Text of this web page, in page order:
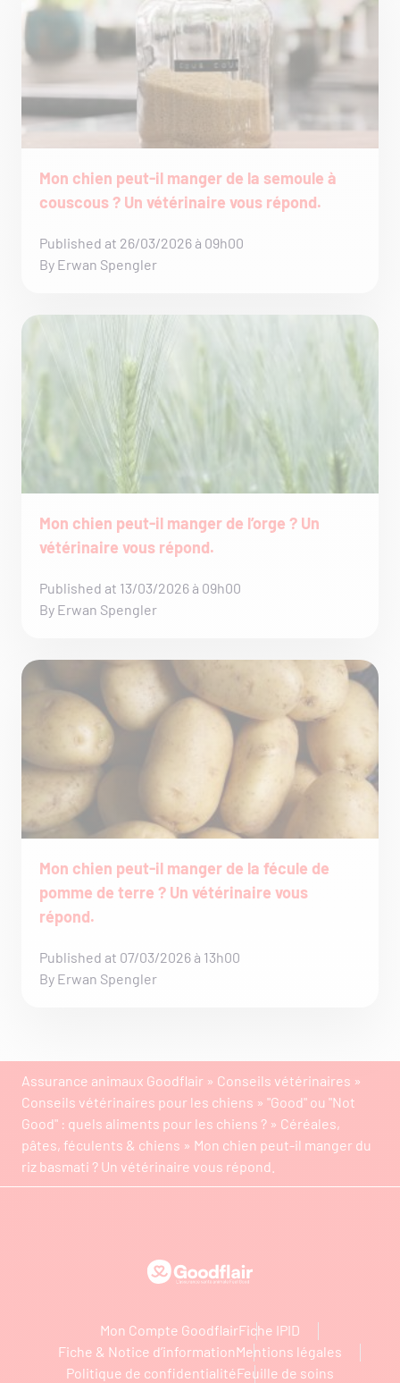
Mon chien peut-il manger de la semoule à
couscous ? Un vétérinaire vous répond.
Published at 26/03/2026 à 09h00
By Erwan Spengler
Mon chien peut-il manger de l’orge ? Un
vétérinaire vous répond.
Published at 13/03/2026 à 09h00
By Erwan Spengler
Mon chien peut-il manger de la fécule de
pomme de terre ? Un vétérinaire vous
répond.
Published at 07/03/2026 à 13h00
By Erwan Spengler
Assurance animaux Goodflair » Conseils vétérinaires »
Conseils vétérinaires pour les chiens » "Good" ou "Not
Good" : quels aliments pour les chiens ? » Céréales,
pâtes, féculents & chiens » Mon chien peut-il manger du
riz basmati ? Un vétérinaire vous répond.
Goodflair
Mon Compte GoodflairFiche IPID
Fiche & Notice d’informationMentions légales
Politique de confidentialitéFeuille de soins